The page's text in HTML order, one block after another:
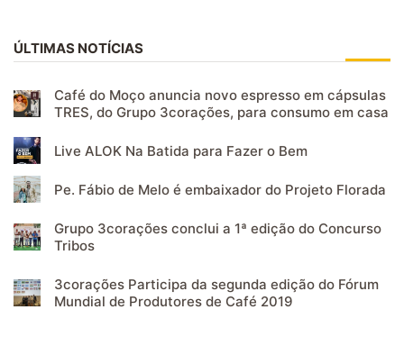
ÚLTIMAS NOTÍCIAS
Café do Moço anuncia novo espresso em cápsulas
TRES, do Grupo 3corações, para consumo em casa
Live ALOK Na Batida para Fazer o Bem
Pe. Fábio de Melo é embaixador do Projeto Florada
Grupo 3corações conclui a 1ª edição do Concurso
Tribos
3corações Participa da segunda edição do Fórum
Mundial de Produtores de Café 2019